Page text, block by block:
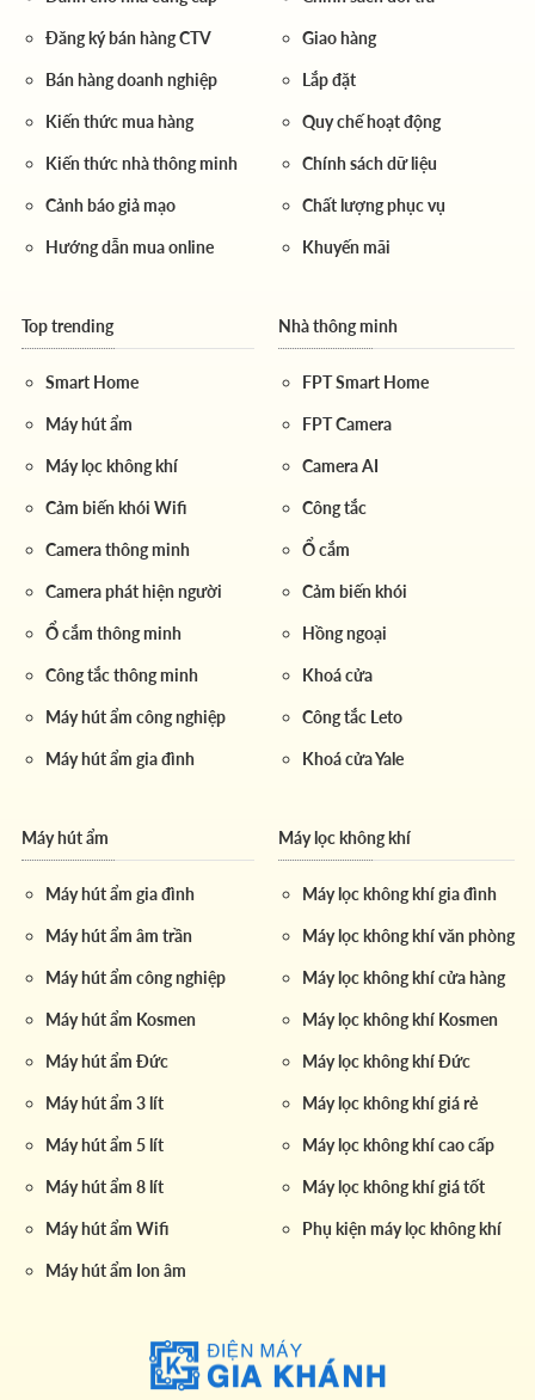
Đăng ký bán hàng CTV
Bán hàng doanh nghiệp
Kiến thức mua hàng
Kiến thức nhà thông minh
Cảnh báo giả mạo
Hướng dẫn mua online
Giao hàng
Lắp đặt
Quy chế hoạt động
Chính sách dữ liệu
Chất lượng phục vụ
Khuyến mãi
Top trending
Smart Home
Máy hút ẩm
Máy lọc không khí
Cảm biến khói Wifi
Camera thông minh
Camera phát hiện người
Ổ cắm thông minh
Công tắc thông minh
Máy hút ẩm công nghiệp
Máy hút ẩm gia đình
Nhà thông minh
FPT Smart Home
FPT Camera
Camera AI
Công tắc
Ổ cắm
Cảm biến khói
Hồng ngoại
Khoá cửa
Công tắc Leto
Khoá cửa Yale
Máy hút ẩm
Máy hút ẩm gia đình
Máy hút ẩm âm trần
Máy hút ẩm công nghiệp
Máy hút ẩm Kosmen
Máy hút ẩm Đức
Máy hút ẩm 3 lít
Máy hút ẩm 5 lít
Máy hút ẩm 8 lít
Máy hút ẩm Wifi
Máy hút ẩm Ion âm
Máy lọc không khí
Máy lọc không khí gia đình
Máy lọc không khí văn phòng
Máy lọc không khí cửa hàng
Máy lọc không khí Kosmen
Máy lọc không khí Đức
Máy lọc không khí giá rẻ
Máy lọc không khí cao cấp
Máy lọc không khí giá tốt
Phụ kiện máy lọc không khí